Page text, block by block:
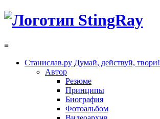
≡
Станислав.ру Думай, действуй, твори!
Автор
Резюме
Принципы
Биография
Фотоальбом